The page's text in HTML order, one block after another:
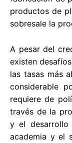
productos de
sobresale la
A pesar del
existen
las tasas más
considerable
requiere de
través de la
y el desarrollo
academia y el